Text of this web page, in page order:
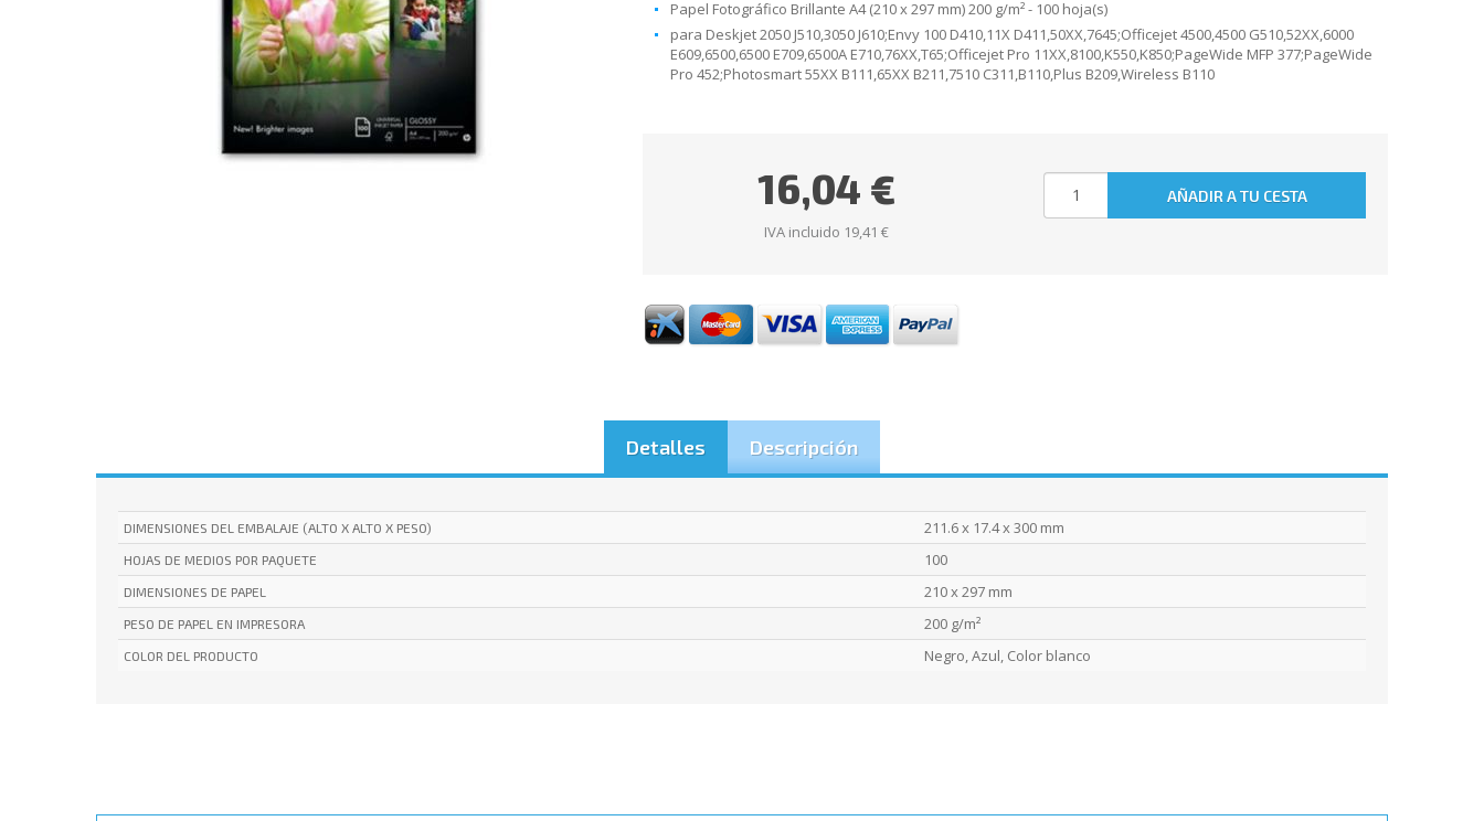
Papel Fotográfico Brillante A4 (210 x 297 mm) 200 g/m² - 100 hoja(s)
para Deskjet 2050 J510,3050 J610;Envy 100 D410,11X D411,50XX,7645;Officejet 4500,4500 G510,52XX,6000
E609,6500,6500 E709,6500A E710,76XX,T65;Officejet Pro 11XX,8100,K550,K850;PageWide MFP 377;PageWide
Pro 452;Photosmart 55XX B111,65XX B211,7510 C311,B110,Plus B209,Wireless B110
16,04 €
IVA incluido 19,41 €
Detalles Descripción
DIMENSIONES DEL EMBALAJE (ALTO X ALTO X PESO) 211.6 x 17.4 x 300 mm
HOJAS DE MEDIOS POR PAQUETE 100
DIMENSIONES DE PAPEL 210 x 297 mm
PESO DE PAPEL EN IMPRESORA 200 g/m²
COLOR DEL PRODUCTO Negro, Azul, Color blanco